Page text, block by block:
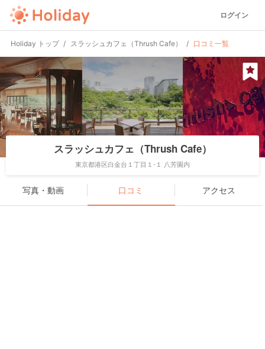
ログイン
Holiday トップ スラッシュカフェ（Thrush Cafe） 口コミ一覧
スラッシュカフェ（Thrush Cafe）
東京都港区白金台１丁目１-１ 八芳園内
写真・動画 口コミ アクセス